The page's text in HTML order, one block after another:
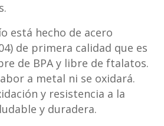
está hecho de acero
de primera calidad que es
de BPA y libre de ftalatos.
a metal ni se oxidará.
y resistencia a la
y duradera.